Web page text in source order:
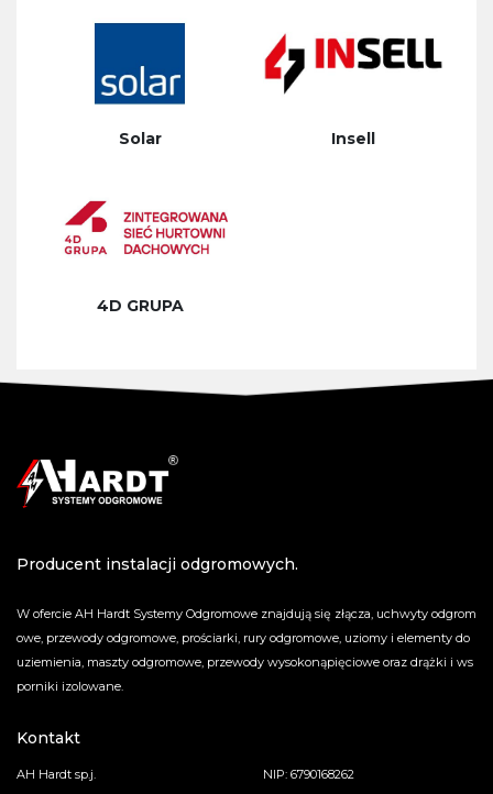
Solar Insell
4D GRUPA
Producent instalacji odgromowych.
W ofercie AH Hardt Systemy Odgromowe znajdują się złącza, uchwyty odgrom
owe, przewody odgromowe, prościarki, rury odgromowe, uziomy i elementy do
uziemienia, maszty odgromowe, przewody wysokonąpięciowe oraz drążki i ws
porniki izolowane.
Kontakt
AH Hardt sp.j. NIP: 6790168262